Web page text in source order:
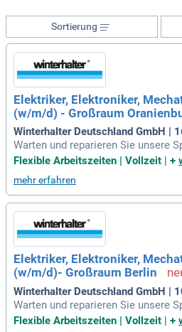
Sortierung
Elektriker, Elektroniker,
(w/m/d) - Großraum
Winterhalter Deutschland GmbH |
Warten und reparieren Sie unsere
antwortlich für den Aufbau und die
itung, Wartungen sowie Reiniger
nen Freude.
Flexible Arbeitszeiten | Vollzeit
+
mehr erfahren
Elektriker, Elektroniker,
(w/m/d)- Großraum Berlin
Winterhalter Deutschland GmbH |
Warten und reparieren Sie unsere
antwortlich für den Aufbau und die
Flexible Arbeitszeiten | Vollzeit | +